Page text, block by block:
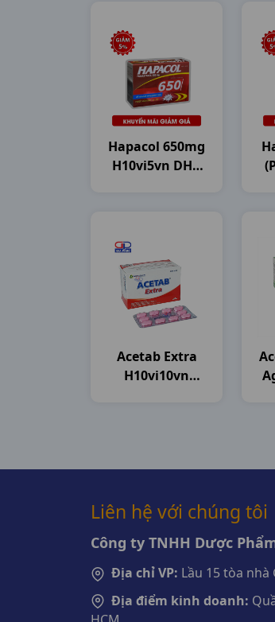
Hapacol 650mg
H10vi5vn DHG
Acetab Extra
H10vi10vn
Liên hệ với chúng tôi
Công ty TNHH Dược
Địa chỉ VP: Lầu 15 tòa nhà
Địa điểm kinh doanh: